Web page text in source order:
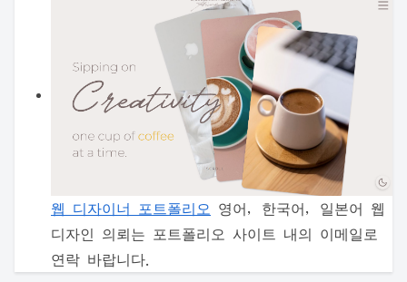
웹 디자이너 포트폴리오
영어, 한국어, 일본어 웹
디자인 의뢰는 포트폴리오 사이트 내의 이메일로
연락 바랍니다.